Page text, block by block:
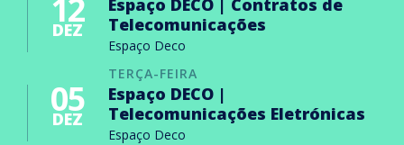
12
DEZ
Espaço DECO | Contratos de
Telecomunicações
Espaço Deco
TERÇA-FEIRA
05
DEZ
Espaço DECO |
Telecomunicações Eletrónicas
Espaço Deco